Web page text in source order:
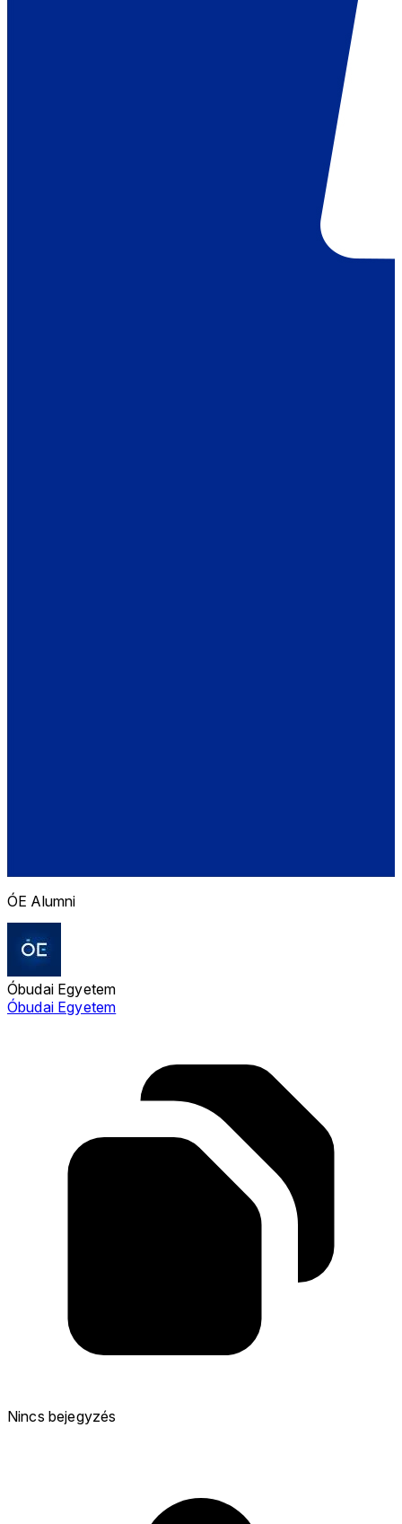
ÓE Alumni
Óbudai Egyetem
Óbudai Egyetem
Nincs bejegyzés